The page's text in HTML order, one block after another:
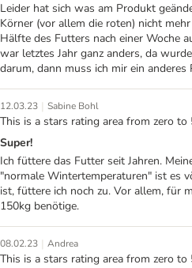
Leider hat sich was am Produkt
Körner (vor allem die roten) nicht
Hälfte des Futters nach einer Woche
war letztes Jahr ganz anders, da
darum, dann muss ich mir ein anderes
12.03.23 | Sabine Bohl
This is a stars rating area from zero to
Super!
Ich füttere das Futter seit Jahren.
"normale Wintertemperaturen" ist es
ist, füttere ich noch zu. Vor allem, für
150kg benötige.
08.02.23 | Andrea
This is a stars rating area from zero to